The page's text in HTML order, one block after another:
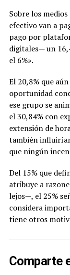
Sobre los
efectivo van a
pago por
digitales— un
el 6%».
El 20,8% que
oportunidad
ese grupo se
el 30,84% con
extensión de
también
que ningún
Del 15% que
atribuye a
lejos—, el 25%
considera
tiene otros
Comparte